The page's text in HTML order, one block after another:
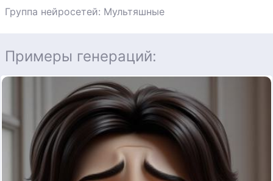
Группа нейросетей: Мультяшные
Примеры генераций: